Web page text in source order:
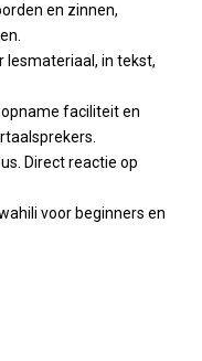
en zinnen,
lesmateriaal, in tekst,
faciliteit en
Direct reactie op
voor beginners en